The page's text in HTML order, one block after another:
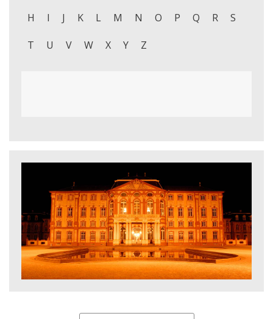
H I J K L M N O P Q R S
T U V W X Y Z